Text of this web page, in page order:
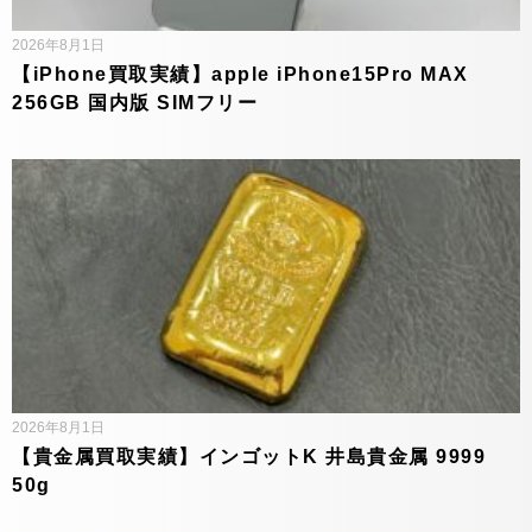
【iPhone買取実績】apple iPhone15Pro MAX
256GB 国内版 SIMフリー
2026年8月1日
【貴金属買取実績】インゴットK 井島貴金属 9999
50g
2026年8月1日